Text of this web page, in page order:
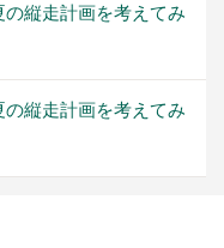
の縦走計画を考えてみ
の縦走計画を考えてみ